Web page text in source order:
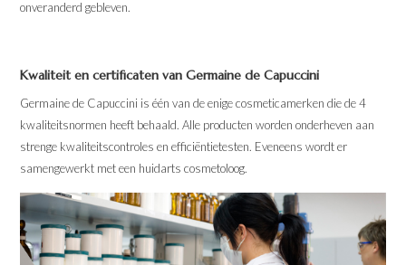
onveranderd gebleven.
Kwaliteit en certificaten van Germaine de Capuccini
Germaine de Capuccini is één van de enige cosmeticamerken die de 4
kwaliteitsnormen heeft behaald. Alle producten worden onderheven aan
strenge kwaliteitscontroles en efficiëntietesten. Eveneens wordt er
samengewerkt met een huidarts cosmetoloog.